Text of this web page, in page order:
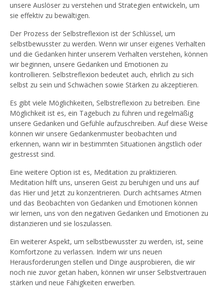
unsere Auslöser zu verstehen und Strategien entwickeln, um
sie effektiv zu bewältigen.
Der Prozess der Selbstreflexion ist der Schlüssel, um
selbstbewusster zu werden. Wenn wir unser eigenes Verhalten
und die Gedanken hinter unserem Verhalten verstehen, können
wir beginnen, unsere Gedanken und Emotionen zu
kontrollieren. Selbstreflexion bedeutet auch, ehrlich zu sich
selbst zu sein und Schwächen sowie Stärken zu akzeptieren.
Es gibt viele Möglichkeiten, Selbstreflexion zu betreiben. Eine
Möglichkeit ist es, ein Tagebuch zu führen und regelmäßig
unsere Gedanken und Gefühle aufzuschreiben. Auf diese Weise
können wir unsere Gedankenmuster beobachten und
erkennen, wann wir in bestimmten Situationen ängstlich oder
gestresst sind.
Eine weitere Option ist es, Meditation zu praktizieren.
Meditation hilft uns, unseren Geist zu beruhigen und uns auf
das Hier und Jetzt zu konzentrieren. Durch achtsames Atmen
und das Beobachten von Gedanken und Emotionen können
wir lernen, uns von den negativen Gedanken und Emotionen zu
distanzieren und sie loszulassen.
Ein weiterer Aspekt, um selbstbewusster zu werden, ist, seine
Komfortzone zu verlassen. Indem wir uns neuen
Herausforderungen stellen und Dinge ausprobieren, die wir
noch nie zuvor getan haben, können wir unser Selbstvertrauen
stärken und neue Fähigkeiten erwerben.